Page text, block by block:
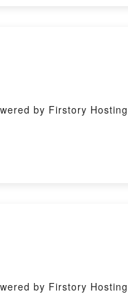
by Firstory Hosting
by Firstory Hosting